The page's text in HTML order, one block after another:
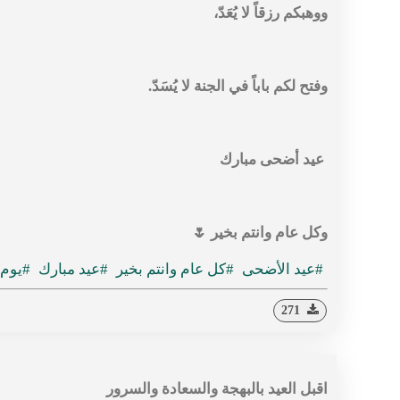
ووهبكم رزقاً لا يُعَدّ،
وفتح لكم باباً في الجنة لا يُسَدّ.
عيد أضحى مبارك
وكل عام وانتم بخير 🌷
#عيد الأضحى #كل عام وانتم بخير #عيد مبارك
‏اقبل العيد بالبهجة والسعادة والسرور